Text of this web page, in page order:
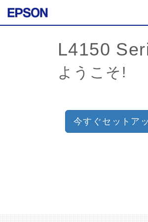
ようこそ!
今すぐセットア